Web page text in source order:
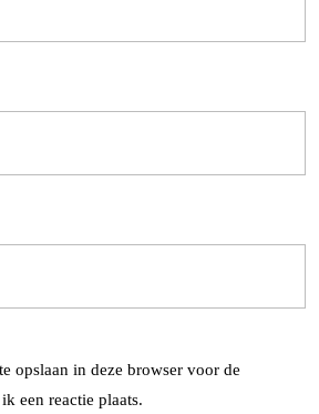
opslaan in deze browser voor de
een reactie plaats.